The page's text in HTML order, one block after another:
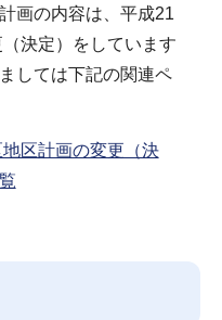
画の内容は、平成21
決定）をしています
しては下記の関連ペ
区計画の変更（決